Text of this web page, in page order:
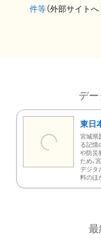
件等（外部サイト
デ
東日
宮城県
る記憶
や防災
ため、
デジタ
料のほ
最